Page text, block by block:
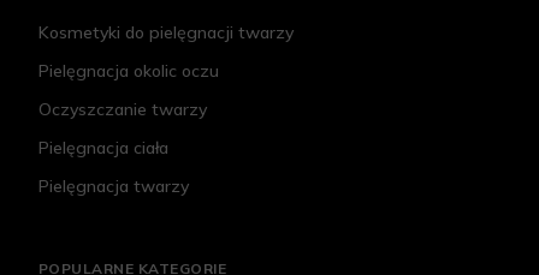
Kosmetyki do pielęgnacji twarzy
Pielęgnacja okolic oczu
Oczyszczanie twarzy
Pielęgnacja ciała
Pielęgnacja twarzy
POPULARNE KATEGORIE